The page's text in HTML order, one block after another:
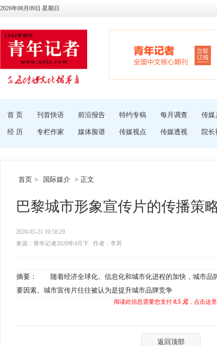
2026年08月09日 星期日
首 页 刊首快语 前沿报告 特约专稿 每月调查 传媒
经 历 专栏作家 媒体脸谱 传媒视点 传媒透视 院长
首页 > 国际媒介 > 正文
巴黎城市形象宣传片的传播策
2020-05-21 10:58:29
来源：青年记者2020年4月下
作者：李芮
摘要： 随着经济全球化、信息化和城市化进程的加快，城市品
要因素。城市宣传片往往被认为是提升城市品牌竞争
阅读此信息需要您支付 0.5 元，点击这
返回顶部